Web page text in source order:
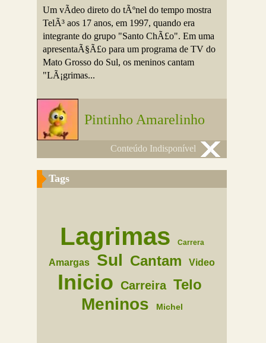
Um vÃ­deo direto do tÃºnel do tempo mostra
TelÃ³ aos 17 anos, em 1997, quando era
integrante do grupo "Santo ChÃ£o". Em uma
apresentaÃ§Ã£o para um programa de TV do
Mato Grosso do Sul, os meninos cantam
"LÃ¡grimas...
Pintinho Amarelinho
Conteúdo Indisponível
Tags
Lagrimas Carrera
Amargas Sul Cantam Video
Inicio Carreira Telo
Meninos Michel